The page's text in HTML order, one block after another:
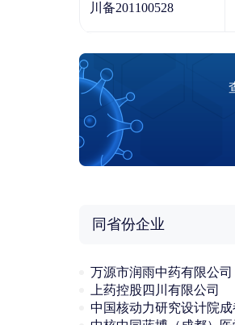
川备201100528
同省份企业
万源市润雨中药有限公司
上药控股四川有限公司